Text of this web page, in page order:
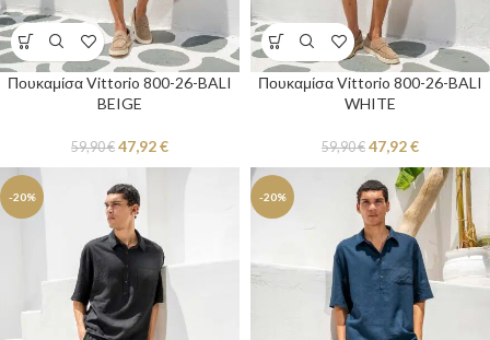
Πουκαμίσα Vittorio 800-26-BALI
BEIGE
59,90€ 47,92€
Πουκαμίσα Vittorio 800-26-BALI
WHITE
59,90€ 47,92€
-20% -20%